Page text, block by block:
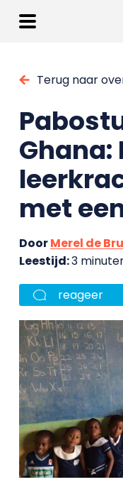
Terug naar
Ghana:
met
DoorMerel de
Leestijd:3
reageer